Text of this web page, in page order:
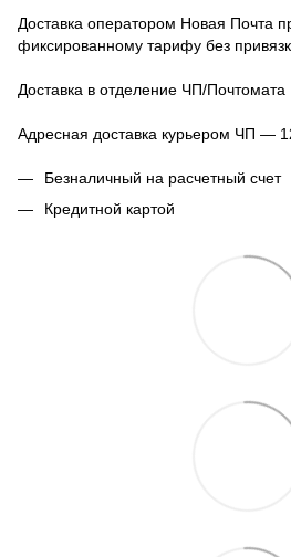
Доставка оператором Новая Почта
фиксированному тарифу без
Доставка в отделение ЧП/
Адресная доставка курьером ЧП —
Безналичный на расчетный счет
Кредитной картой